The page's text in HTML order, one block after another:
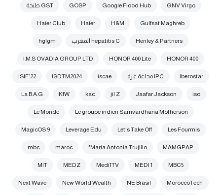
GNV Virgo
Google Flood Hub
GOSP GST طنجة
Gulfsat Maghreb
H&M
Haier
Haier Club
Henley & Partners hepatitis C المغرب hglgm
HONOR 400
HONOR 400 Lite
I.M.S OVADIA GROUP LTD
Iberostar IPC مجاعة غزة iscae
ISDTM2024
ISIF’22
iso
Jaafar Jackson
jil Z
kac
KfW
La B.A.G
Le groupe indien Samvardhana Motherson
Le Monde
Les Fourmis
Let’s Take Off
Leverage Edu
MagicOS 9
MAMGPAP
María Antonia Trujillo"
maroc
mbc
MBC5
MEDI 1
Medi1TV
MEDZ
MIT
MoroccoTech
NE Brasil
New World Wealth
Next Wave